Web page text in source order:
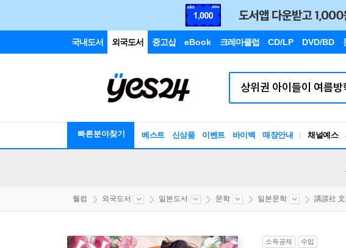
국내도서 외국도서 중고샵 eBook 크레마클럽 CD/LP DVD/BD
빠른분야찾기 베스트 신상품 이벤트 바이백 매장안내 채널예스
웰컴 외국도서 일본도서 문학 일본문학 講談社
소득공제 수입